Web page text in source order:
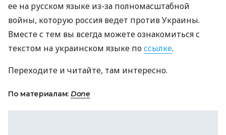
ее на русском языке из-за полномасштабной
войны, которую россия ведет против Украины.
Вместе с тем вы всегда можете ознакомиться с
текстом на украинском языке поссылке.
Переходите и читайте, там интересно.
По материалам: Done